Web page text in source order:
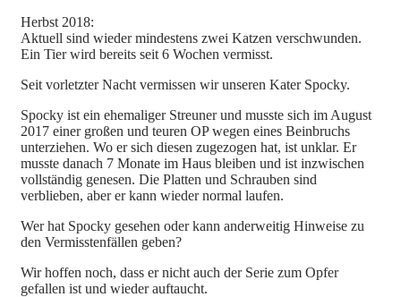
Herbst 2018:
Aktuell sind wieder mindestens zwei Katzen verschwunden.
Ein Tier wird bereits seit 6 Wochen vermisst.
Seit vorletzter Nacht vermissen wir unseren Kater Spocky.
Spocky ist ein ehemaliger Streuner und musste sich im August
2017 einer großen und teuren OP wegen eines Beinbruchs
unterziehen. Wo er sich diesen zugezogen hat, ist unklar. Er
musste danach 7 Monate im Haus bleiben und ist inzwischen
vollständig genesen. Die Platten und Schrauben sind
verblieben, aber er kann wieder normal laufen.
Wer hat Spocky gesehen oder kann anderweitig Hinweise zu
den Vermisstenfällen geben?
Wir hoffen noch, dass er nicht auch der Serie zum Opfer
gefallen ist und wieder auftaucht.